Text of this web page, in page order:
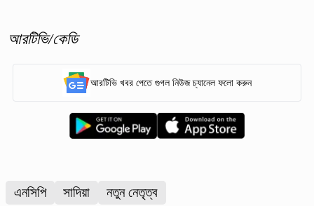
আরটিভি/কেডি
আরটিভি খবর পেতে গুগল নিউজ চ্যানেল ফলো করুন
এনসিপি সাদিয়া নতুন নেতৃত্ব